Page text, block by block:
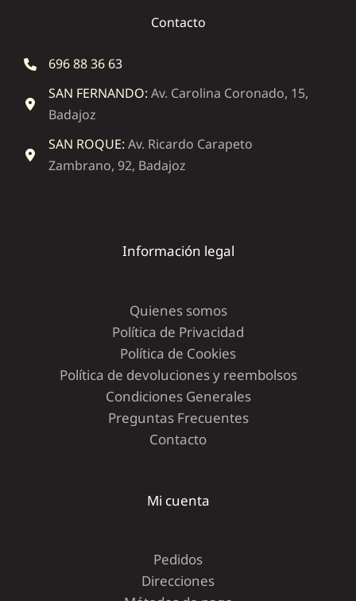
Contacto
696 88 36 63
SAN FERNANDO: Av. Carolina Coronado, 15,
Badajoz
SAN ROQUE: Av. Ricardo Carapeto
Zambrano, 92, Badajoz
Información legal
Quienes somos
Política de Privacidad
Política de Cookies
Política de devoluciones y reembolsos
Condiciones Generales
Preguntas Frecuentes
Contacto
Mi cuenta
Pedidos
Direcciones